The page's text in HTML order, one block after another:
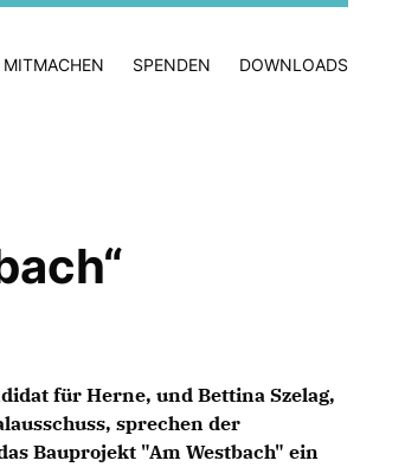
MITMACHEN SPENDEN DOWNLOADS
für Herne, und Bettina Szelag,
sprechen der
Bauprojekt "Am Westbach" ein